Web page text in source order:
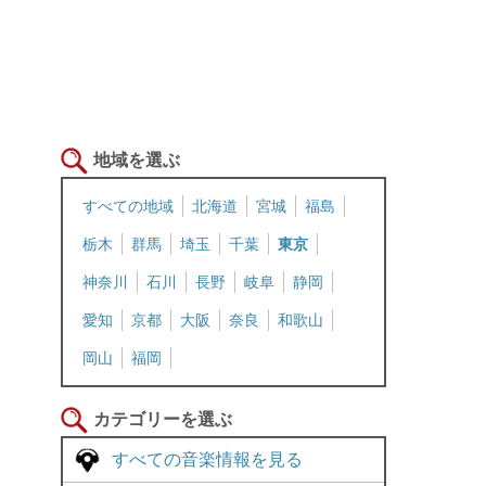
地域を選ぶ
すべての地域 北海道 宮城 福島
栃木 群馬 埼玉 千葉 東京
神奈川 石川 長野 岐阜 静岡
愛知 京都 大阪 奈良 和歌山
岡山 福岡
カテゴリーを選ぶ
すべての音楽情報を見る